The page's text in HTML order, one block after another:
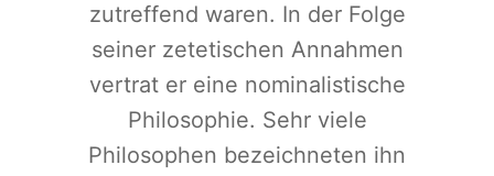
zutreffend waren. In der Folge
seiner zetetischen Annahmen
vertrat er eine nominalistische
Philosophie. Sehr viele
Philosophen bezeichneten ihn